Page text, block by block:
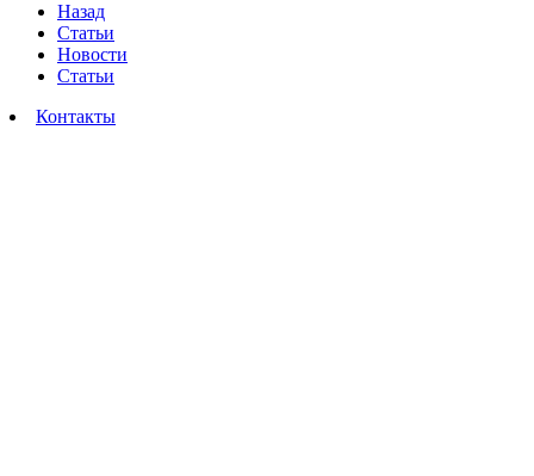
Назад
Статьи
Новости
Статьи
Контакты